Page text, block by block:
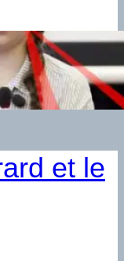
et le